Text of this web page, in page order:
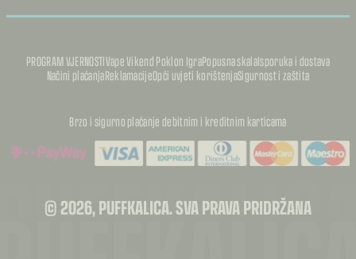
PROGRAM VJERNOSTIVape Vikend Poklon IgraPopusna skalaIsporuka i dostava
Načini plaćanjaReklamacijeOpći uvjeti korištenjaSigurnost i zaštita
Brzo i sigurno plaćanje debitnim i kreditnim karticama
© 2026, PUFFKALICA. SVA PRAVA PRIDRŽANA